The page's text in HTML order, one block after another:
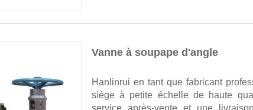
Vanne à soupape d'angle
Hanlinrui en tant que fabricant
siège à petite échelle de haute